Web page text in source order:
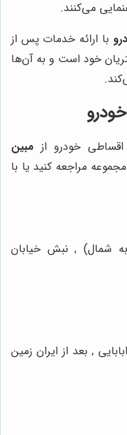
می‌کنند.
با ارائه خدمات پس از
خود است و به آن‌ها
خودرو از مبین
مراجعه کنید یا با
به شمال) , نبش خیابان
, بعد از ایران زمین